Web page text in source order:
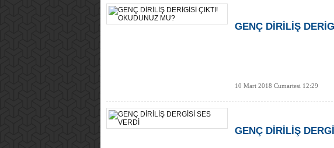
GENÇ DİRİLİŞ
10 Mart 2018 Cumartesi 12:29
GENÇ DİRİLİŞ